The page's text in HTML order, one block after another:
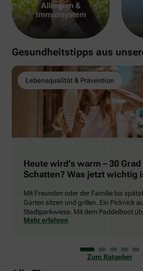
Allergien &
Immunsystem
Gesundheitstipps aus
Lebensqualität & Prävention
Heute wird’s warm – 30 Grad
Schatten? Was jetzt wichtig
Mit Freunden oder der Familie bis
Garten sitzen und grillen. Ein Picknick
Stadtparkwiese. Mit dem Paddelboot
See gleiten oder eine Radtour durch die
er uns auch ganz schön zu schaffen.
Temperaturen tagsüber auf mehr als 30
klettern und uns warme Tropennächte
Mehr erfahren
Zum Ratgeber